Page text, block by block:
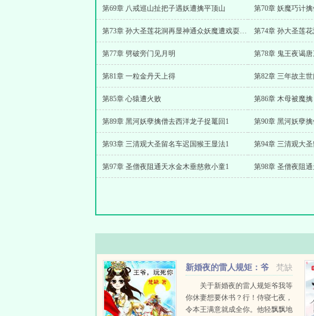
第69章 八戒巡山扯把子遇妖遭擒平顶山 第70章 妖魔巧计擒
第73章 孙大圣莲花洞再显神通众妖魔遭戏耍苦不堪言 第74章 孙大圣莲
第77章 劈破旁门见月明 第78章 鬼王夜谒
第81章 一粒金丹天上得 第82章 三年故主世
第85章 心猿遭火败 第86章 木母被魔擒
第89章 黑河妖孽擒僧去西洋龙子捉鼍回1 第90章 黑河妖孽
第93章 三清观大圣留名车迟国猴王显法1 第94章 三清观大
第97章 圣僧夜阻通天水金木垂慈救小童1 第98章 圣僧夜阻
梵缺
新婚夜的雷人规矩：爷
我等你休妻
关于新婚夜的雷人规矩爷我等
你休妻想要休书？行！侍寝七夜，
令本王满意就成全你。他轻飘飘地